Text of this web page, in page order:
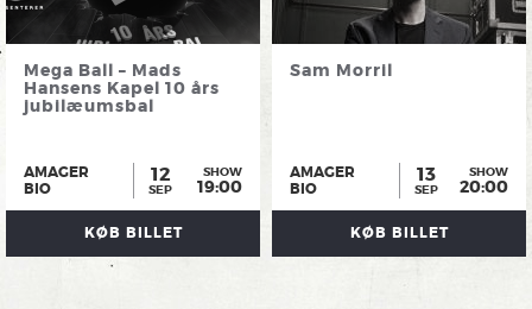
Mega Ball – Mads
Hansens Kapel 10 års
jubilæumsbal
AMAGER
BIO
12
SEP
SHOW
19:00
KØB BILLET
Sam Morril
AMAGER
BIO
13
SEP
SHOW
20:00
KØB BILLET